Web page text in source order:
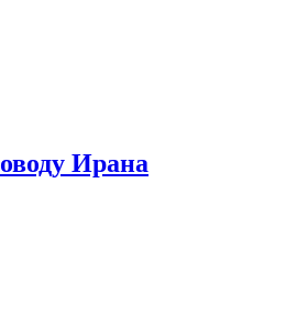
Ирана